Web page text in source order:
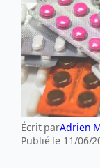
Écrit parAdrien
Publié le 11/06/